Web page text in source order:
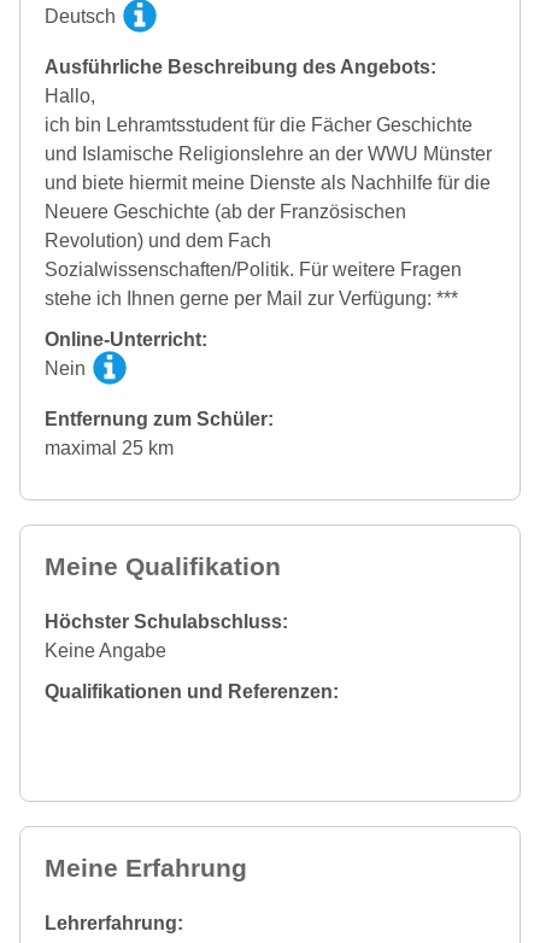
Deutsch
Ausführliche Beschreibung des Angebots:
Hallo,
ich bin Lehramtsstudent für die Fächer Geschichte
und Islamische Religionslehre an der WWU Münster
und biete hiermit meine Dienste als Nachhilfe für die
Neuere Geschichte (ab der Französischen
Revolution) und dem Fach
Sozialwissenschaften/Politik. Für weitere Fragen
stehe ich Ihnen gerne per Mail zur Verfügung: ***
Online-Unterricht:
Nein
Entfernung zum Schüler:
maximal 25 km
Meine Qualifikation
Höchster Schulabschluss:
Keine Angabe
Qualifikationen und Referenzen:
Meine Erfahrung
Lehrerfahrung: